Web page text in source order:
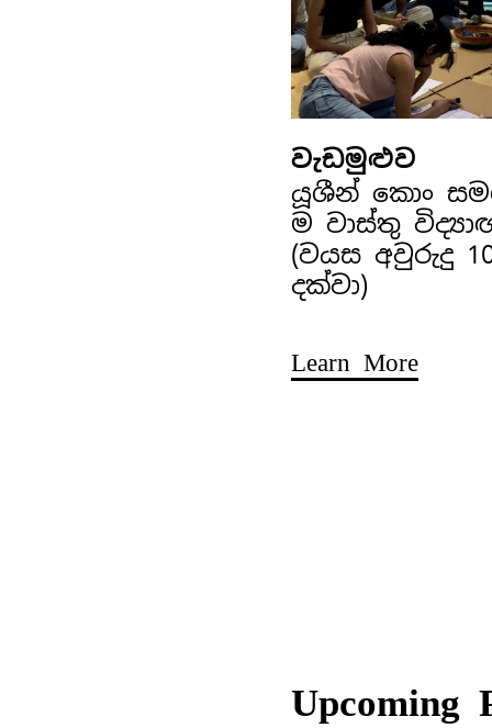
වැඩමුළුව
යූශීන් කොං
ම වාස්තු
(වයස අවුරුදු
දක්වා)
Learn More
Upcoming